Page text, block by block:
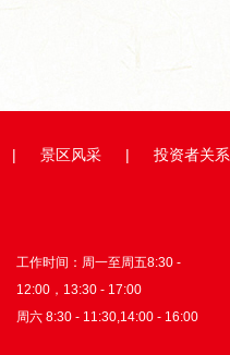
| 景区风采 | 投资者关系
工作时间：周一至周五8:30 -
12:00，13:30 - 17:00
周六 8:30 - 11:30,14:00 - 16:00